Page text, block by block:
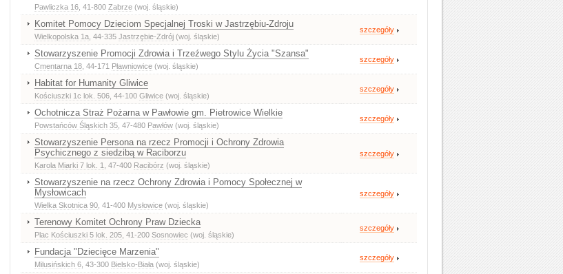
Pawliczka 16 , 41-800 Zabrze (woj. śląskie)
Komitet Pomocy Dzieciom Specjalnej Troski w Jastrzębiu-Zdroju
Wielkopolska 1a , 44-335 Jastrzębie-Zdrój (woj. śląskie)
szczegóły
Stowarzyszenie Promocji Zdrowia i Trzeźwego Stylu Życia "Szansa"
Cmentarna 18 , 44-171 Pławniowice (woj. śląskie)
szczegóły
Habitat for Humanity Gliwice
Kościuszki 1c lok. 506 , 44-100 Gliwice (woj. śląskie)
szczegóły
Ochotnicza Straż Pożarna w Pawłowie gm. Pietrowice Wielkie
Powstańców Śląskich 35 , 47-480 Pawłów (woj. śląskie)
szczegóły
Stowarzyszenie Persona na rzecz Promocji i Ochrony Zdrowia
Psychicznego z siedzibą w Raciborzu
Karola Miarki 7 lok. 1 , 47-400 Racibórz (woj. śląskie)
szczegóły
Stowarzyszenie na rzecz Ochrony Zdrowia i Pomocy Społecznej w
Mysłowicach
Wielka Skotnica 90 , 41-400 Mysłowice (woj. śląskie)
szczegóły
Terenowy Komitet Ochrony Praw Dziecka
Plac Kościuszki 5 lok. 205 , 41-200 Sosnowiec (woj. śląskie)
szczegóły
Fundacja "Dziecięce Marzenia"
Milusińskich 6 , 43-300 Bielsko-Biała (woj. śląskie)
szczegóły